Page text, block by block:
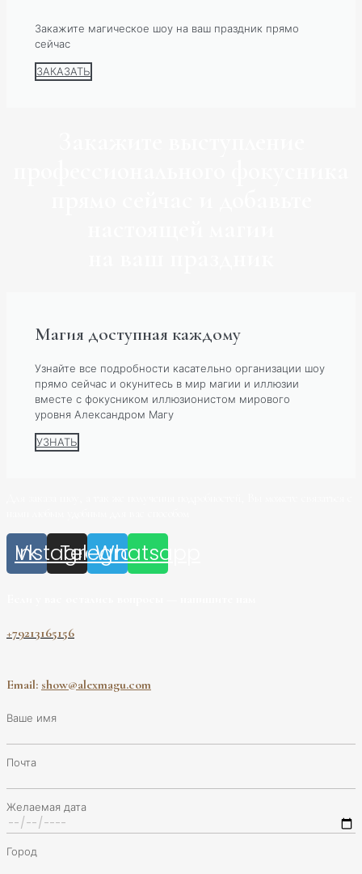
Закажите магическое шоу на ваш праздник прямо
сейчас
ЗАКАЗАТЬ
Магия доступная каждому
Узнайте все подробности касательно организации шоу
прямо сейчас и окунитесь в мир магии и иллюзии
вместе с фокусником иллюзионистом мирового
уровня Александром Магу
УЗНАТЬ
Vk
Instagram
Telegram
Whatsapp
+79213165156
Email: show@alexmagu.com
Ваше имя
Почта
Желаемая дата
Город